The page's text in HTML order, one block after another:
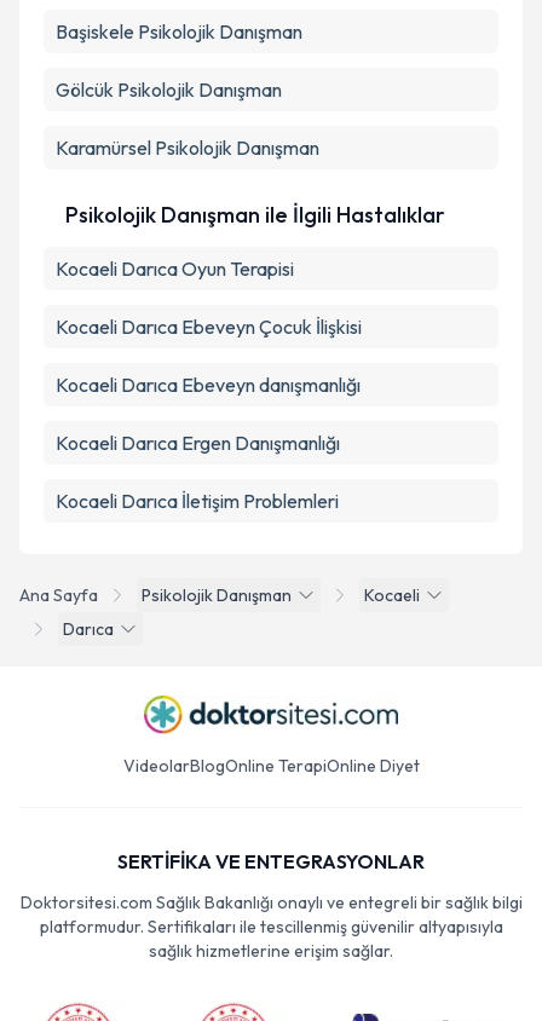
Ana Sayfa Psikolojik Danışman
Kocaeli
Darıca
Başiskele Psikolojik Danışman
Gölcük Psikolojik Danışman
Karamürsel Psikolojik Danışman
Psikolojik Danışman ile İlgili Hastalıklar
Kocaeli Darıca Oyun Terapisi
Kocaeli Darıca Ebeveyn Çocuk İlişkisi
Kocaeli Darıca Ebeveyn danışmanlığı
Kocaeli Darıca Ergen Danışmanlığı
Kocaeli Darıca İletişim Problemleri
VideolarBlogOnline TerapiOnline Diyet
SERTİFİKA VE ENTEGRASYONLAR
Doktorsitesi.com Sağlık Bakanlığı onaylı ve entegreli bir sağlık bilgi
platformudur. Sertifikaları ile tescillenmiş güvenilir altyapısıyla
sağlık hizmetlerine erişim sağlar.